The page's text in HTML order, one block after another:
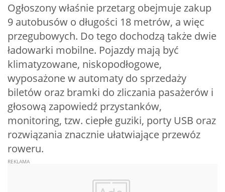
Ogłoszony właśnie przetarg obejmuje zakup
9 autobusów o długości 18 metrów, a więc
przegubowych. Do tego dochodzą także dwie
ładowarki mobilne. Pojazdy mają być
klimatyzowane, niskopodłogowe,
wyposażone w automaty do sprzedaży
biletów oraz bramki do zliczania pasażerów i
głosową zapowiedź przystanków,
monitoring, tzw. ciepłe guziki, porty USB oraz
rozwiązania znacznie ułatwiające przewóz
roweru.